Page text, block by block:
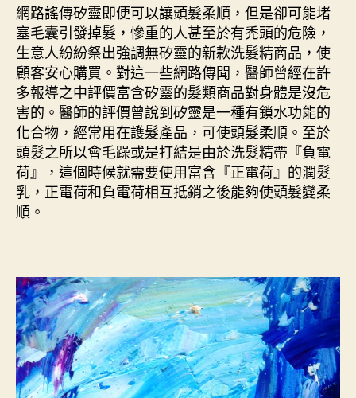
網路謠傳矽靈即便可以讓頭髮柔順，但是卻可能堵
塞毛囊引發掉髮，慘重的人甚至於有禿頭的危險，
生意人紛紛祭出強調無矽靈的新款洗髮精商品，使
顧客安心購買。對這一些網路傳聞，醫師曾經在許
多報導之中評價富含矽靈的髮類商品對身體是沒危
害的。醫師的評價曾說到矽靈是一種有鎖水功能的
化合物，經常用在護髮產品，可使頭髮柔順。至於
頭髮之所以會毛躁或是打結是由於洗髮精帶『負電
荷』，這個時候就需要使用富含『正電荷』的潤髮
乳，正電荷和負電荷相互抵銷之後能夠使頭髮變柔
順。